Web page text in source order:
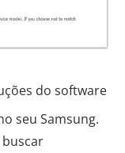
do software
seu Samsung.
buscar